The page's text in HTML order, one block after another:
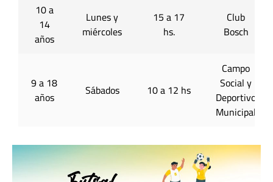
10 a
14
años
Lunes y
miércoles
15 a 17
hs.
Club
Bosch
9 a 18
años
Sábados 10 a 12 hs
Campo
Social y
Deportivo
Municipal